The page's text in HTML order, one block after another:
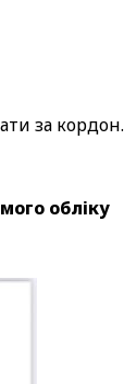
за кордон.
обліку